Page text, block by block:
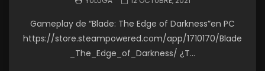
Gameplay de “Blade: The Edge of Darkness”en PC
https://store.steampowered.com/app/1710170/Blade
_The_Edge_of_Darkness/ ¿T...